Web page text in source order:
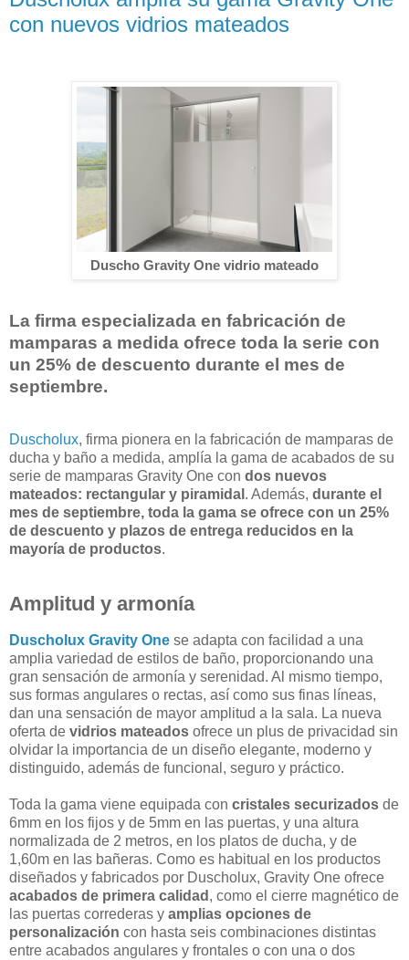
con nuevos vidrios mateados
Duscho Gravity One vidrio mateado
La firma especializada en fabricación de
mamparas a medida ofrece toda la serie con
un 25% de descuento durante el mes de
septiembre.
Duscholux, firma pionera en la fabricación de mamparas de
ducha y baño a medida, amplía la gama de acabados de su
serie de mamparas Gravity One con dos nuevos
mateados: rectangular y piramidal . Además, durante el
mes de septiembre, toda la gama se ofrece con un 25%
de descuento y plazos de entrega reducidos en la
mayoría de productos.
Amplitud y armonía
Duscholux Gravity One se adapta con facilidad a una
amplia variedad de estilos de baño, proporcionando una
gran sensación de armonía y serenidad. Al mismo tiempo,
sus formas angulares o rectas, así como sus finas líneas,
dan una sensación de mayor amplitud a la sala. La nueva
oferta de vidrios mateados ofrece un plus de privacidad sin
olvidar la importancia de un diseño elegante, moderno y
distinguido, además de funcional, seguro y práctico.
Toda la gama viene equipada con cristales securizados de
6mm en los fijos y de 5mm en las puertas, y una altura
normalizada de 2 metros, en los platos de ducha, y de
1,60m en las bañeras. Como es habitual en los productos
diseñados y fabricados por Duscholux, Gravity One ofrece
acabados de primera calidad , como el cierre magnético de
las puertas correderas y amplias opciones de
personalización con hasta seis combinaciones distintas
entre acabados angulares y frontales o con una o dos